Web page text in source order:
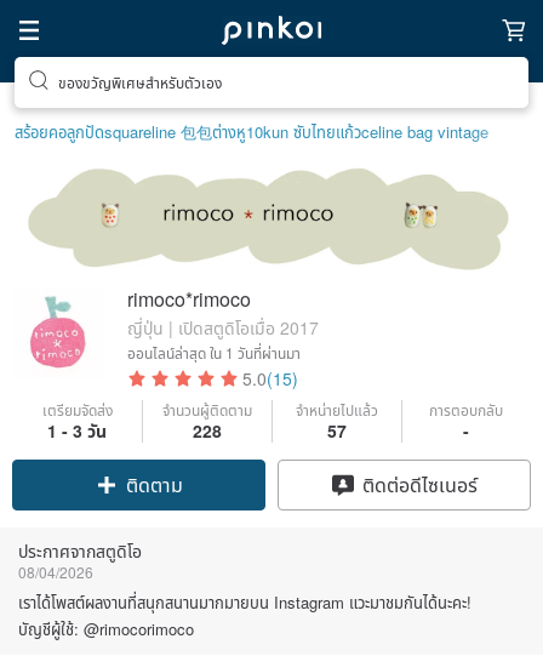
ของขวัญพิเศษสำหรับตัวเอง
สร้อยคอลูกปัดsquareline 包包ต่างหู10kun ซับไทยแก้วceline bag vintage
rimoco*rimoco
ญี่ปุ่น | เปิดสตูดิโอเมื่อ 2017
ออนไลน์ล่าสุดใน 1 วันที่ผ่านมา
5.0(15)
เตรียมจัดส่ง
1 - 3 วัน
จำนวนผู้ติดตาม
228
จำหน่ายไปแล้ว
57
การตอบกลับ
-
Claim coupon
ติดตาม
ติดต่อดีไซเนอร์
ประกาศจากสตูดิโอ
08/04/2026
เราได้โพสต์ผลงานที่สนุกสนานมากมายบน Instagram แวะมาชมกันได้นะคะ!
บัญชีผู้ใช้: @rimocorimoco